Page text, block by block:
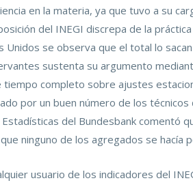
en la materia, ya que tuvo a su
del INEGI discrepa de la
Unidos se observa que el total lo
sustenta su argumento
tiempo completo sobre ajustes
por un buen número de los
del Bundesbank comentó
ninguno de los agregados se hacía
usuario de los indicadores del